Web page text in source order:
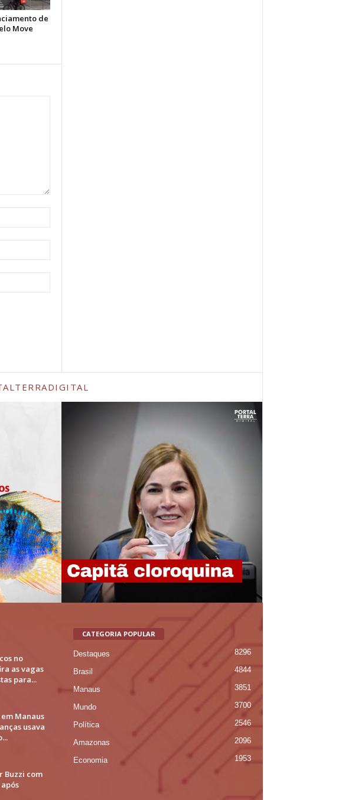
de
Move
no
as vagas
para...
Manaus
usava
Buzzi com
CATEGORIA POPULAR
Destaques 8296
Brasil 4844
Manaus 3851
Mundo 3700
Política 2546
Amazonas 2096
Economia 1953